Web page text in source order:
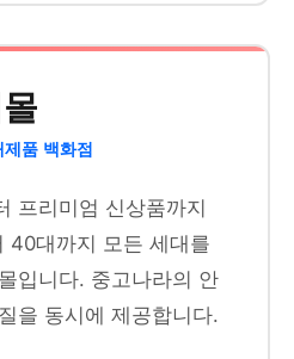
품 백화점
프리미엄 신상품까지
40대까지 모든 세대를
입니다. 중고나라의 안
을 동시에 제공합니다.